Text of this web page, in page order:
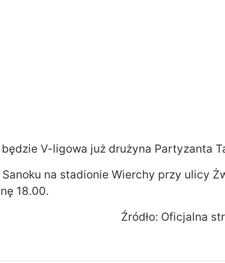
V-ligowa już drużyna Partyzanta
na stadionie Wierchy przy ulicy
18.00.
Źródło: Oficjalna